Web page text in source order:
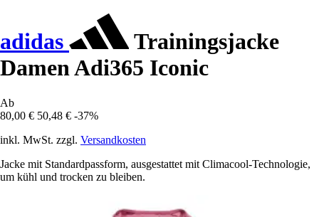
adidas
Trainingsjacke
Damen Adi365 Iconic
Ab
80,00 € 50,48 € -37%
inkl. MwSt. zzgl. Versandkosten
Jacke mit Standardpassform, ausgestattet mit Climacool-Technologie,
um kühl und trocken zu bleiben.